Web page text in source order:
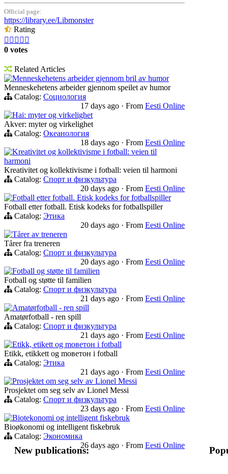
Official page:
https://library.ee/Libmonster
Rating
    
0 votes
Related Articles
Menneskehetens arbeider gjennom bril av humor
Menneskehetens arbeider gjennom speilet av humor
Catalog: Социология
17 days ago · From Eesti Online
Hai: myter og virkelighet
Akver: myter og virkelighet
Catalog: Океанология
18 days ago · From Eesti Online
Kreativitet og kollektivisme i fotball: veien til
harmoni
Kreativitet og kollektivisme i fotball: veien til harmoni
Catalog: Спорт и физкультура
20 days ago · From Eesti Online
Fotball etter fotball. Etisk kodeks for fotballspiller
Fotball etter fotball. Etisk kodeks for fotballspiller
Catalog: Этика
20 days ago · From Eesti Online
Tårer av treneren
Tårer fra treneren
Catalog: Спорт и физкультура
20 days ago · From Eesti Online
Fotball og støtte til familien
Fotball og støtte til familien
Catalog: Спорт и физкультура
21 days ago · From Eesti Online
Amatørfotball - ren spill
Amatørfotball - ren spill
Catalog: Спорт и физкультура
21 days ago · From Eesti Online
Etikk, etikett og mоветон i fotball
Etikk, etikkett og mоветон i fotball
Catalog: Этика
21 days ago · From Eesti Online
Prosjektet om seg selv av Lionel Messi
Prosjektet om seg selv av Lionel Messi
Catalog: Спорт и физкультура
23 days ago · From Eesti Online
Biotekonomi og intelligent fiskebruk
Bioøkonomi og intelligent fiskebruk
Catalog: Экономика
26 days ago · From Eesti Online
New publications: